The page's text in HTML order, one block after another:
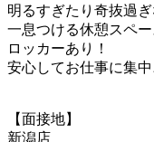
明るすぎたり奇抜過
一息つける休憩スペー
ロッカーあり！
安心してお仕事に集中
【面接地】
新潟店